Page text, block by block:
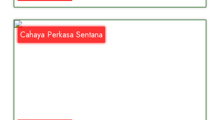
Cahaya Perkasa Sentana